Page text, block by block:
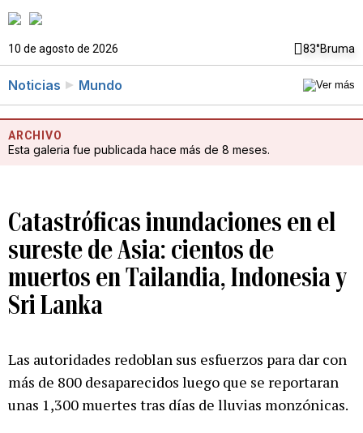
10 de agosto de 2026 83°Bruma
Noticias Mundo
ARCHIVO
Esta galeria fue publicada hace más de 8 meses.
Catastróficas inundaciones en el
sureste de Asia: cientos de
muertos en Tailandia, Indonesia y
Sri Lanka
Las autoridades redoblan sus esfuerzos para dar con
más de 800 desaparecidos luego que se reportaran
unas 1,300 muertes tras días de lluvias monzónicas.